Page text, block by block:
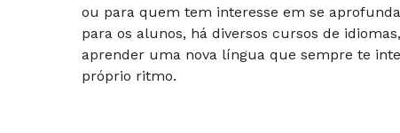
ou para quem tem interesse em se
para os alunos, há diversos cursos de
aprender uma nova língua que sempre te
próprio ritmo.